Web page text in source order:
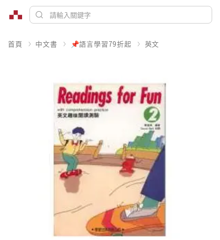
首頁 中文書 📌語言學習79折起 英文